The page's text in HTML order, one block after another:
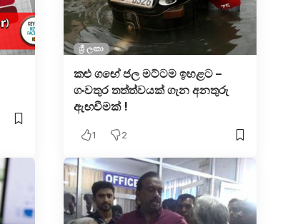
ශ්‍රී ලංකා
කළු ගඟේ ජල මට්ටම ඉහළට –
ගංවතුර තත්ත්වයක් ගැන අනතුරු
ඇඟවීමක් !
1 2